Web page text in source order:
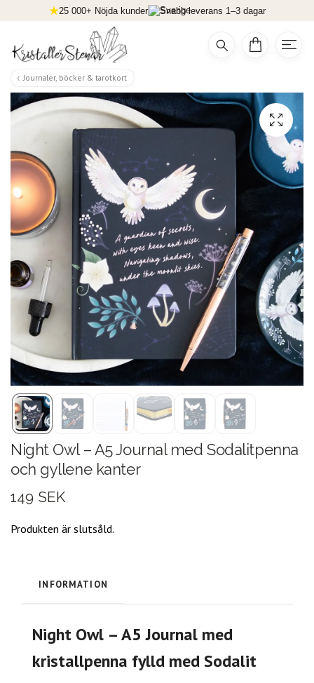
25 000+ Nöjda kunder Snabb leverans 1–3 dagar
Journaler, böcker & tarotkort
Night Owl – A5 Journal med Sodalitpenna
och gyllene kanter
149 SEK
Produkten är slutsåld.
INFORMATION
Night Owl – A5 Journal med
kristallpenna fylld med Sodalit